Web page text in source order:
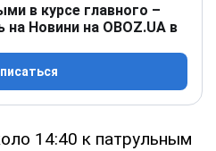
в курсе главного –
на Новини на OBOZ.UA в
14:40 к патрульным